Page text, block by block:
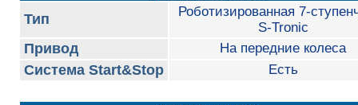
Тип
Роботизированная 7-
S-Tronic
Привод На передние колеса
Система Start&Stop Есть